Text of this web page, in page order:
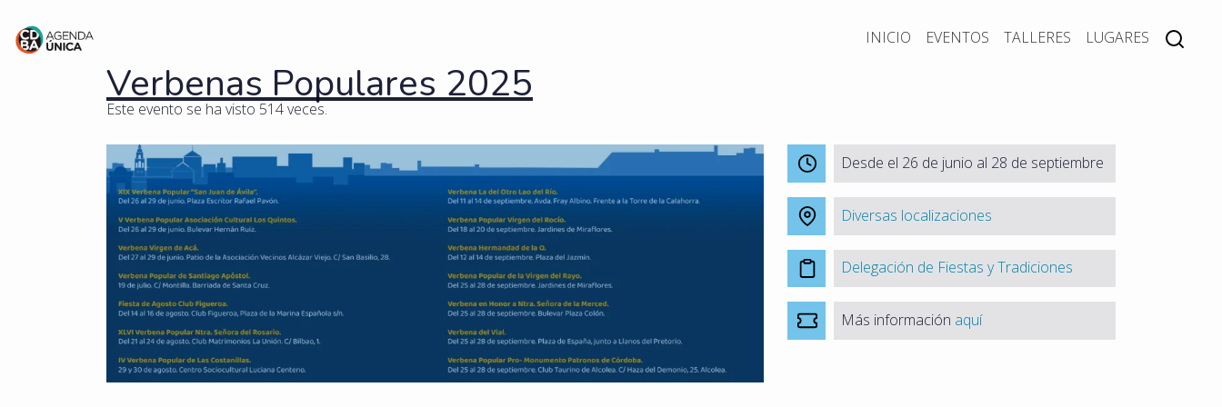
INICIO EVENTOS TALLERES LUGARES
Verbenas Populares 2025
Este evento se ha visto 514 veces.
Desde el 26 de junio al 28 de septiembre
Diversas localizaciones
Delegación de Fiestas y Tradiciones
Más información aquí